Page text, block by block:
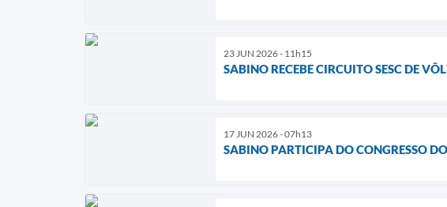
23 JUN 2026 - 11h15
SABINO RECEBE CIRCUITO SESC DE
17 JUN 2026 - 07h13
SABINO PARTICIPA DO CONGRESSO